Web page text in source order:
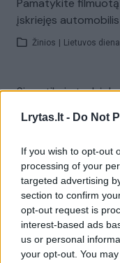
Lrytas.lt - Do Not
If you wish to opt-out
processing of your
targeted advertising
section to confirm
opt-out request is
interest-based ads
us or personal
your opt-out. You
Pamatykite
įskriejęs automobilis
Žinios Lietuvos diena
Sinoptikai atsakė,